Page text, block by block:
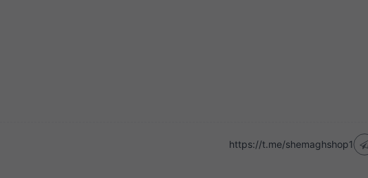
https://t.me/shemaghshop1